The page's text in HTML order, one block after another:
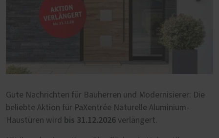
Gute Nachrichten für Bauherren und Modernisierer: Die
beliebte Aktion für PaXentrée Naturelle Aluminium-
Haustüren wird bis 31.12.2026 verlängert.